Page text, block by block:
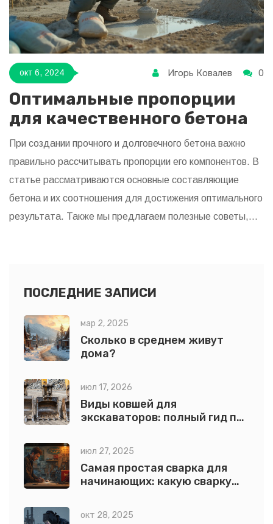
окт 6, 2024 Игорь Ковалев 0
Оптимальные пропорции
для качественного бетона
При создании прочного и долговечного бетона важно
правильно рассчитывать пропорции его компонентов. В
статье рассматриваются основные составляющие
бетона и их соотношения для достижения оптимального
результата. Также мы предлагаем полезные советы,
заливка фундамента или создание дорожек в саду –
конструкции.
ПОСЛЕДНИЕ ЗАПИСИ
мар 2, 2025
Сколько в среднем живут
дома?
июл 17, 2026
Виды ковшей для
экскаваторов: полный гид по
июл 27, 2025
Самая простая сварка для
начинающих: какую сварку
научиться
окт 28, 2025